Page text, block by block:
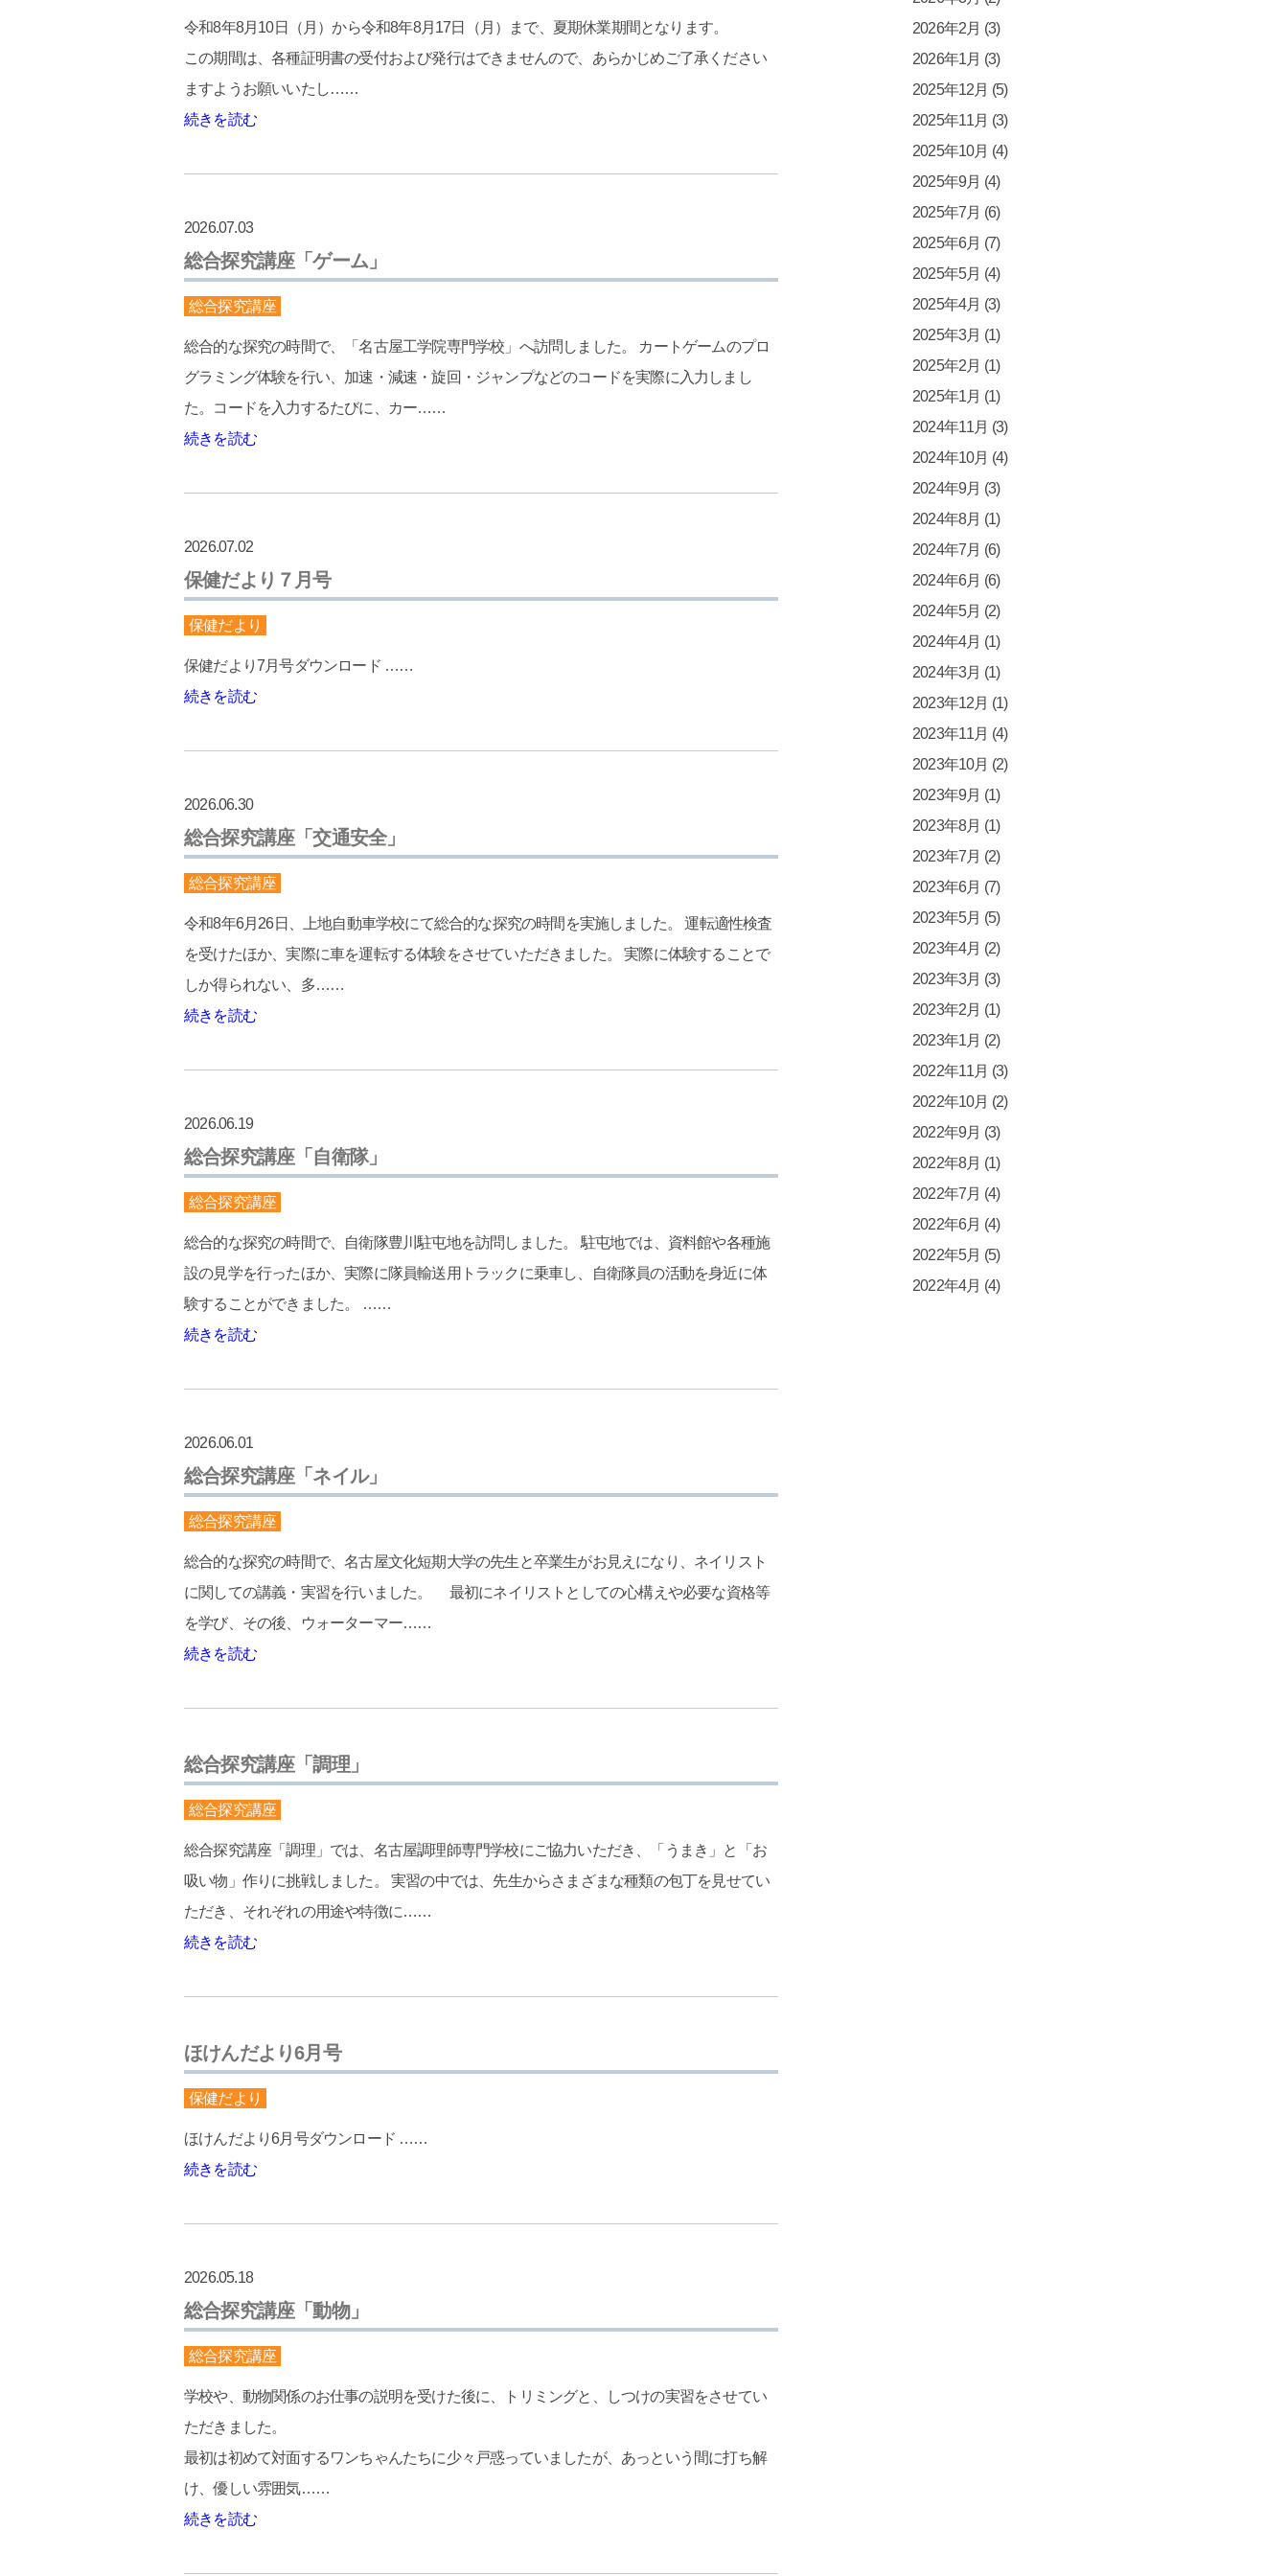
令和8年8月10日（月）から令和8年8月17日（月）まで、夏期休業期間となります。
この期間は、各種証明書の受付および発行はできませんので、あらかじめご了承ください
ますようお願いいたし……
続きを読む
2026.07.03
総合探究講座「ゲーム」
総合探究講座
総合的な探究の時間で、「名古屋工学院専門学校」へ訪問しました。 カートゲームのプロ
グラミング体験を行い、加速・減速・旋回・ジャンプなどのコードを実際に入力しまし
た。コードを入力するたびに、カー……
続きを読む
2026.07.02
保健だより７月号
保健だより
保健だより7月号ダウンロード ……
続きを読む
2026.06.30
総合探究講座「交通安全」
総合探究講座
令和8年6月26日、上地自動車学校にて総合的な探究の時間を実施しました。 運転適性検査
を受けたほか、実際に車を運転する体験をさせていただきました。 実際に体験することで
しか得られない、多……
続きを読む
2026.06.19
総合探究講座「自衛隊」
総合探究講座
総合的な探究の時間で、自衛隊豊川駐屯地を訪問しました。 駐屯地では、資料館や各種施
設の見学を行ったほか、実際に隊員輸送用トラックに乗車し、自衛隊員の活動を身近に体
験することができました。 ……
続きを読む
2026.06.01
総合探究講座「ネイル」
総合探究講座
総合的な探究の時間で、名古屋文化短期大学の先生と卒業生がお見えになり、ネイリスト
に関しての講義・実習を行いました。 最初にネイリストとしての心構えや必要な資格等
を学び、その後、ウォーターマー……
続きを読む
総合探究講座「調理」
総合探究講座
総合探究講座「調理」では、名古屋調理師専門学校にご協力いただき、「うまき」と「お
吸い物」作りに挑戦しました。 実習の中では、先生からさまざまな種類の包丁を見せてい
ただき、それぞれの用途や特徴に……
続きを読む
ほけんだより6月号
保健だより
ほけんだより6月号ダウンロード ……
続きを読む
2026.05.18
総合探究講座「動物」
総合探究講座
学校や、動物関係のお仕事の説明を受けた後に、トリミングと、しつけの実習をさせてい
ただきました。
最初は初めて対面するワンちゃんたちに少々戸惑っていましたが、あっという間に打ち解
け、優しい雰囲気……
続きを読む
2026年2月 (3)
2026年1月 (3)
2025年12月 (5)
2025年11月 (3)
2025年10月 (4)
2025年9月 (4)
2025年7月 (6)
2025年6月 (7)
2025年5月 (4)
2025年4月 (3)
2025年3月 (1)
2025年2月 (1)
2025年1月 (1)
2024年11月 (3)
2024年10月 (4)
2024年9月 (3)
2024年8月 (1)
2024年7月 (6)
2024年6月 (6)
2024年5月 (2)
2024年4月 (1)
2024年3月 (1)
2023年12月 (1)
2023年11月 (4)
2023年10月 (2)
2023年9月 (1)
2023年8月 (1)
2023年7月 (2)
2023年6月 (7)
2023年5月 (5)
2023年4月 (2)
2023年3月 (3)
2023年2月 (1)
2023年1月 (2)
2022年11月 (3)
2022年10月 (2)
2022年9月 (3)
2022年8月 (1)
2022年7月 (4)
2022年6月 (4)
2022年5月 (5)
2022年4月 (4)